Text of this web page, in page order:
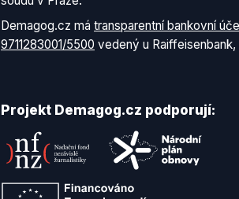
Demagog.cz má transparentní bankovní
9711283001/5500 vedený u Raiffeisenbank,
Projekt Demagog.cz podporují: